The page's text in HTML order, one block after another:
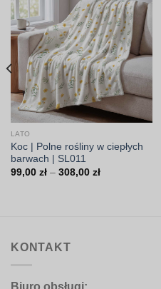
LATO
Koc | Polne rośliny w ciepłych
barwach | SL011
99,00 zł – 308,00 złZakres
KONTAKT
Biuro obsługi: